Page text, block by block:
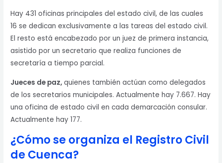
Hay 431 oficinas principales del estado civil, de las cuales
16 se dedican exclusivamente a las tareas del estado civil.
El resto está encabezado por un juez de primera instancia,
asistido por un secretario que realiza funciones de
secretaría a tiempo parcial.
Jueces de paz, quienes también actúan como delegados
de los secretarios municipales. Actualmente hay 7.667. Hay
una oficina de estado civil en cada demarcación consular.
Actualmente hay 177.
¿Cómo se organiza el Registro Civil
de Cuenca?